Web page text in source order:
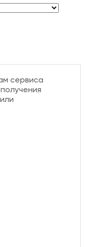
сервиса